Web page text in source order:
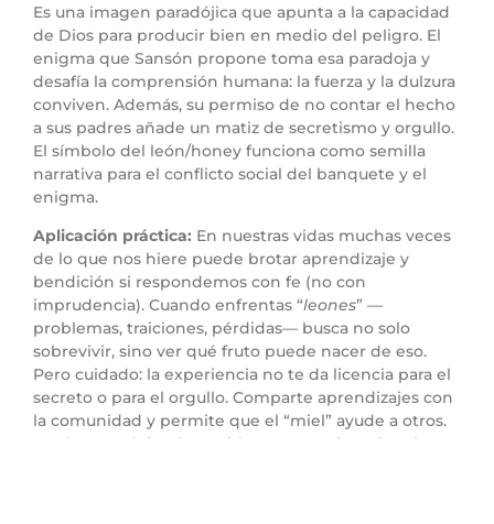
Es una imagen paradójica que apunta a la capacidad
de Dios para producir bien en medio del peligro. El
enigma que Sansón propone toma esa paradoja y
desafía la comprensión humana: la fuerza y la dulzura
conviven. Además, su permiso de no contar el hecho
a sus padres añade un matiz de secretismo y orgullo.
El símbolo del león/honey funciona como semilla
narrativa para el conflicto social del banquete y el
enigma.
Aplicación práctica: En nuestras vidas muchas veces
de lo que nos hiere puede brotar aprendizaje y
bendición si respondemos con fe (no con
imprudencia). Cuando enfrentas “leones” —
problemas, traiciones, pérdidas— busca no solo
sobrevivir, sino ver qué fruto puede nacer de eso.
Pero cuidado: la experiencia no te da licencia para el
secreto o para el orgullo. Comparte aprendizajes con
la comunidad y permite que el “miel” ayude a otros.
Usa las paradojas de tu vida como testimonio: Dios